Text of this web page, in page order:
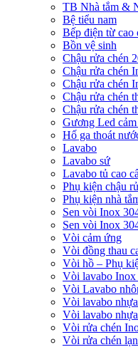
TB Nhà tắm &
Bệ tiểu nam
Bếp điện từ cao
Bồn vệ sinh
Chậu rửa chén
Chậu rửa chén
Chậu rửa chén
Chậu rửa chén
Chậu rửa chén
Gương Led
Hố ga thoát
Lavabo
Lavabo sứ
Lavabo tủ cao
Phụ kiện chậu
Phụ kiện nhà
Sen vòi Inox
Sen vòi Inox
Vòi cảm ứng
Vòi đồng thau
Vòi hồ – Phụ
Vòi lavabo Inox
Vòi Lavabo
Vòi lavabo
Vòi lavabo
Vòi rửa chén
Vòi rửa chén